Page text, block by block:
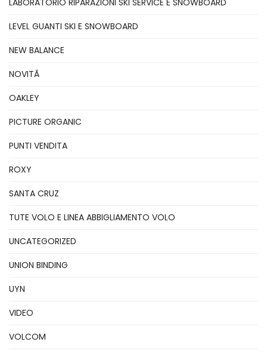
LABORATORIO RIPARAZIONI SKI SERVICE E SNOWBOARD
LEVEL GUANTI SKI E SNOWBOARD
NEW BALANCE
NOVITÃ
OAKLEY
PICTURE ORGANIC
PUNTI VENDITA
ROXY
SANTA CRUZ
TUTE VOLO E LINEA ABBIGLIAMENTO VOLO
UNCATEGORIZED
UNION BINDING
UYN
VIDEO
VOLCOM